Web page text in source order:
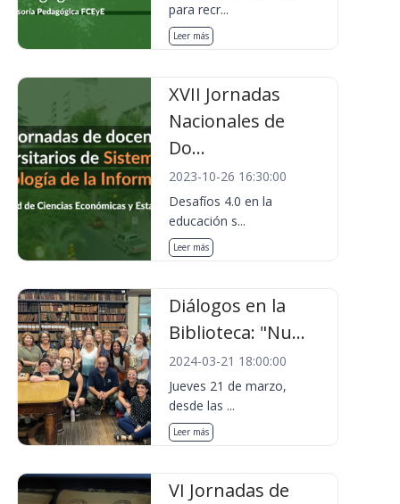
para recr...
Leer más
XVII Jornadas
Nacionales de
Do...
2023-10-26 16:30:00
Desafíos 4.0 en la
educación s...
Leer más
Diálogos en la
Biblioteca: "Nu...
2024-03-21 18:00:00
Jueves 21 de marzo,
desde las ...
Leer más
VI Jornadas de